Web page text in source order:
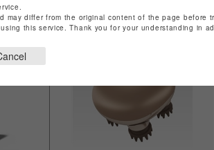
differ from the original content of the page before
this service. Thank you for your understanding in